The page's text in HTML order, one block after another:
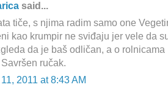
said...
tiče, s njima radim samo one
kao krumpir ne sviđaju jer vele da
da je baš odličan, a o
ručak.
2011 at 8:43 AM